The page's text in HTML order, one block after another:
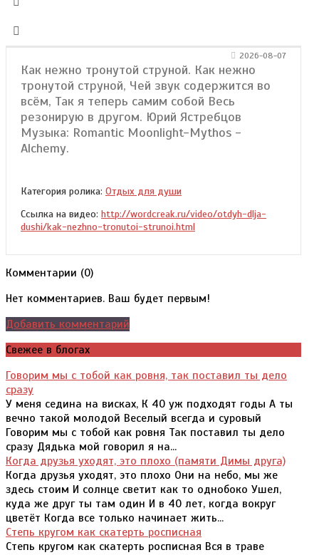
Как нежно тронутой струной. Как нежно
тронутой струной, Чей звук содержится во
всём, Так я теперь самим собой Весь
резонирую в другом. Юрий Ястребцов
Музыка: Romantic Moonlight-Mythos -
Alchemy.
Категория ролика: Отдых для души
Ссылка на видео: http://wordcreak.ru/video/otdyh-dlja-
dushi/kak-nezhno-tronutoi-strunoi.html
2026-08-07
Комментарии (0)
Нет комментариев. Ваш будет первым!
Добавить комментарий
Свежее в блогах
Говорим мы с тобой как ровня, так поставил ты дело
сразу
У меня седина на висках, К 40 уж подходят годы А ты
вечно такой молодой Веселый всегда и суровый
Говорим мы с тобой как ровня Так поставил ты дело
сразу Дядька мой говорил я на...
Когда друзья уходят, это плохо (памяти Димы друга)
Когда друзья уходят, это плохо Они на небо, мы же
здесь стоим И солнце светит как то однобоко Ушел,
куда же друг ты там один И в 40 лет, когда вокруг
цветёт Когда все только начинает жить...
Степь кругом как скатерть росписная
Степь кругом как скатерть росписная Вся в траве